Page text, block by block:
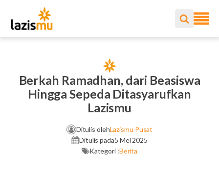
Berkah Ramadhan, dari Beasiswa
Hingga Sepeda Ditasyarufkan
Lazismu
Ditulis olehLazismu Pusat
Ditulis pada5 Mei 2025
Kategori :Berita